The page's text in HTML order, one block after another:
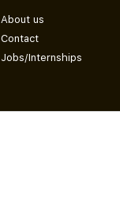
About us
Contact
Jobs/Internships